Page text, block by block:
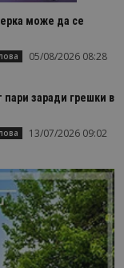
може да се
05/08/2026 08:28
заради грешки в
13/07/2026 09:02